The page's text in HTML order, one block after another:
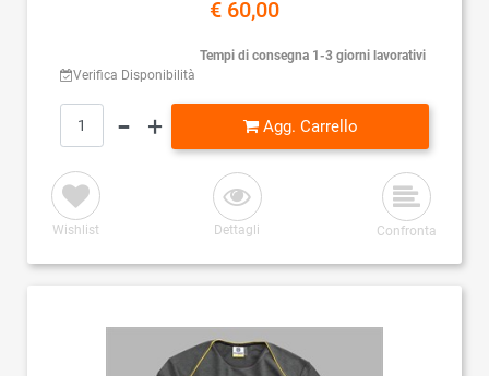
€ 60,00
Verifica Disponibilità
Tempi di consegna 1-3 giorni lavorativi
Quantità
Agg. Carrello
Wishlist Dettagli Confronta